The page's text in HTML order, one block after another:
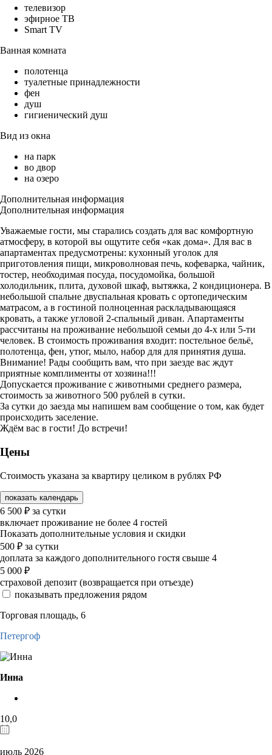
телевизор
эфирное ТВ
Smart TV
Ванная комната
полотенца
туалетные принадлежности
фен
душ
гигиенический душ
Вид из окна
на парк
во двор
на озеро
Дополнительная информация
Дополнительная информация
Уважаемые гости, мы старались создать для вас комфортную
атмосферу, в которой вы ощутите себя «как дома». Для вас в
апартаментах предусмотрены: кухонный уголок для
приготовления пищи, микроволновая печь, кофеварка, чайник,
тостер, необходимая посуда, посудомойка, большой
холодильник, плита, духовой шкаф, вытяжка, 2 кондиционера. В
небольшой спальне двуспальная кровать с ортопедическим
матрасом, а в гостиной полноценная раскладывающаяся
кровать, а также угловой 2-спальный диван. Апартаменты
рассчитаны на проживание небольшой семьи до 4-х или 5-ти
человек. В стоимость проживания входит: постельное бельё,
полотенца, фен, утюг, мыло, набор для для принятия душа.
Внимание! Рады сообщить вам, что при заезде вас ждут
приятные комплименты от хозяина!!!
Допускается проживание с животными среднего размера,
стоимость за животного 500 рублей в сутки.
За сутки до заезда мы напишем вам сообщение о том, как будет
происходить заселение.
Ждём вас в гости! До встречи!
Цены
Стоимость указана за квартиру целиком в рублях РФ
показать календарь
6 500 ₽ за сутки
включает проживание не более 4 гостей
Показать дополнительные условия и скидки
500 ₽ за сутки
доплата за каждого дополнительного гостя свыше 4
5 000 ₽
страховой депозит (возвращается при отъезде)
показывать предложения рядом
Торговая площадь, 6
Петергоф
Инна
10,0
июль 2026